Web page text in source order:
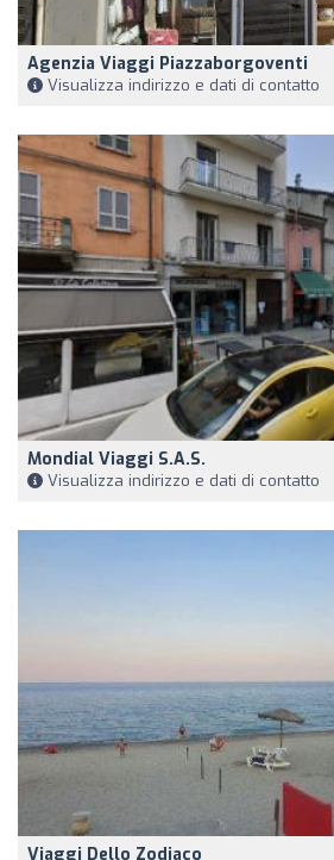
Agenzia Viaggi Piazzaborgoventi
Visualizza indirizzo e dati di contatto
Mondial Viaggi S.a.s.
Visualizza indirizzo e dati di contatto
Viaggi Dello Zodiaco